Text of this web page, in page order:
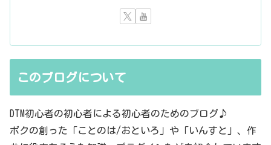
このブログについて
DTM初心者の初心者による初心者のためのブログ♪
ボクの創った「ことのは/おといろ」や「いんすと」、作